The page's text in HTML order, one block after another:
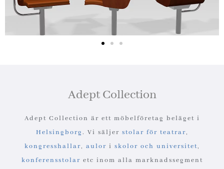
Adept Collection
Adept Collection är ett möbelföretag beläget i
Helsingborg. Vi säljer stolar för teatrar,
kongresshallar, aulor i skolor och universitet,
konferensstolar etc inom alla marknadssegment